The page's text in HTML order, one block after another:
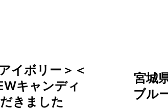
イボリー＞＜
キャンディ
きました
宮城
ブル